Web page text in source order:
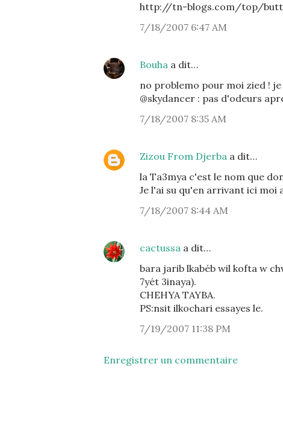
http://tn-blogs.com/top/
7/18/2007 6:47 AM
Bouha a dit…
no problemo pour moi zied !
@skydancer : pas d'odeurs
7/18/2007 8:35 AM
Zizou From Djerba a dit…
la Ta3mya c'est le nom que
Je l'ai su qu'en arrivant ici moi
7/18/2007 8:44 AM
cactussa a dit…
bara jarib lkabéb wil kofta w
7yét 3inaya).
CHEHYA TAYBA.
PS:nsit ilkochari essayes le.
7/19/2007 11:38 PM
Enregistrer un commentaire